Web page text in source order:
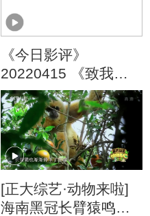
《今日影评》
20220415 《致我的
陌生恋人》 有多少爱
可以重来？
[正大综艺·动物来啦]
海南黑冠长臂猿鸣叫